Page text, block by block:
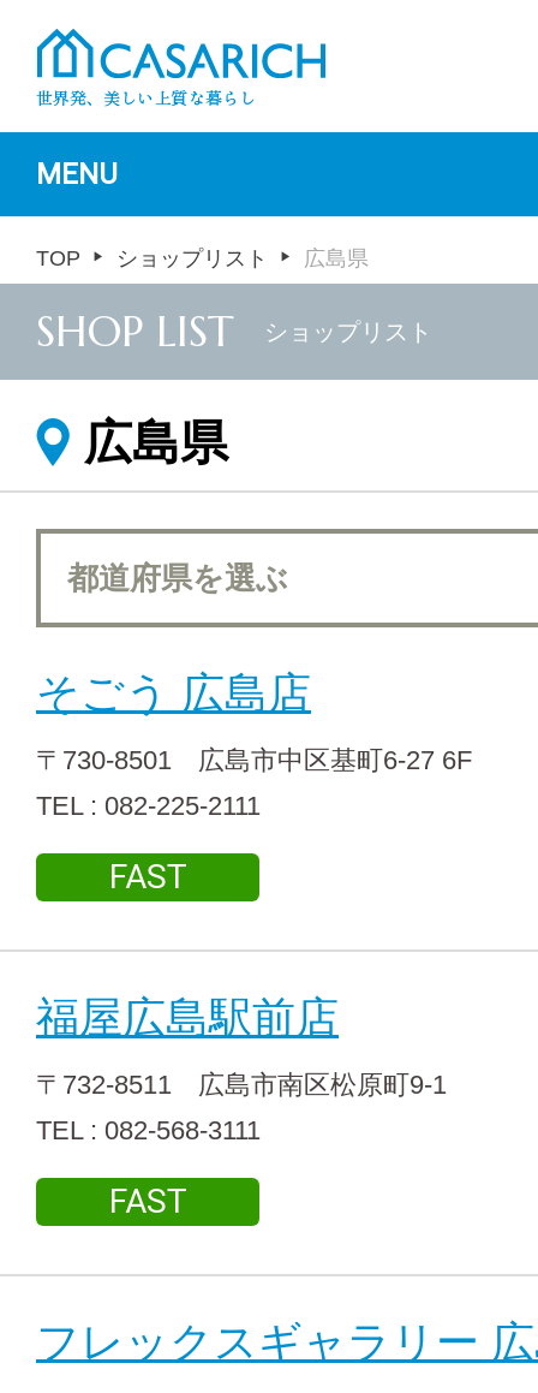
MENU
TOP ショップリスト 広島県
SHOP LIST ショップリスト
広島県
そごう 広島店
〒730-8501 広島市中区基町6-27 6F
TEL : 082-225-2111
FAST
福屋広島駅前店
〒732-8511 広島市南区松原町9-1
TEL : 082-568-3111
FAST
フレックスギャラリー